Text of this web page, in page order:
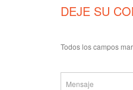
DEJE SU
Todos los campos